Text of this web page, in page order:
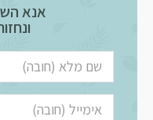
אנא